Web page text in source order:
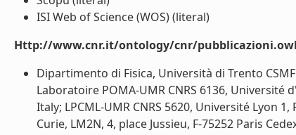
ISI Web of Science (WOS) (literal)
Http://www.cnr.it/ontology/cnr/
Dipartimento di Fisica, Università di Trento
Laboratoire POMA-UMR CNRS 6136, Université
Italy; LPCML-UMR CNRS 5620, Université Lyon
Curie, LM2N, 4, place Jussieu, F-75252 Paris